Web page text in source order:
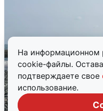
На информационном
cookie-файлы.
подтверждаете свое
использование.